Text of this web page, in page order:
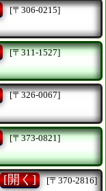
[〒306-0215]
[〒311-1527]
[〒326-0067]
[〒373-0821]
[開く]
[〒370-2816]